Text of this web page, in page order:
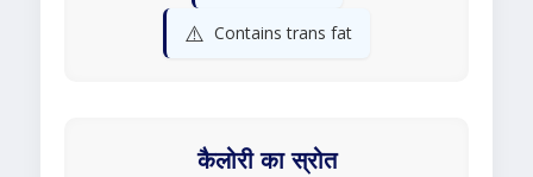
⚠️ Contains trans fat
कैलोरी का स्रोत